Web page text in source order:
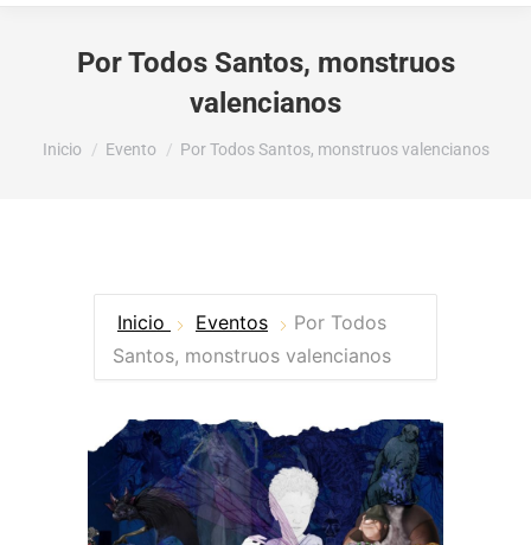
Por Todos Santos, monstruos
valencianos
Estás aquí:
Inicio Evento Por Todos Santos, monstruos valencianos
Inicio Eventos
Por Todos
Santos, monstruos valencianos